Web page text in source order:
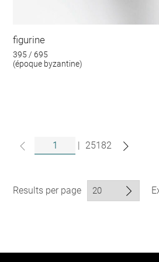
figurine
395 / 695
(époque byzantine)
| 25182
Results per page